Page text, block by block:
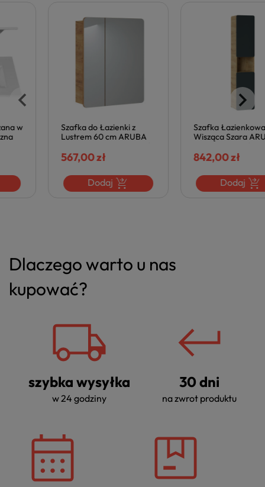
Szafka do Łazienki z
Lustrem 60 cm ARUBA
Łazienkowa COMAD
567,00 zł
Dodaj
Szafka Łazienkowa
Wisząca Szara ARUBA
Kosmos COMAD
842,00 zł
Dodaj
Dlaczego warto u nas
kupować?
szybka wysyłka
w 24 godziny
30 dni
na zwrot produktu